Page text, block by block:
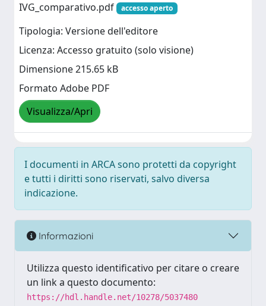
IVG_comparativo.pdf
accesso aperto
Tipologia: Versione dell'editore
Licenza: Accesso gratuito (solo visione)
Dimensione 215.65 kB
Formato Adobe PDF
Visualizza/Apri
I documenti in ARCA sono protetti da copyright
e tutti i diritti sono riservati, salvo diversa
indicazione.
Informazioni
Utilizza questo identificativo per citare o creare
un link a questo documento:
https://hdl.handle.net/10278/5037480